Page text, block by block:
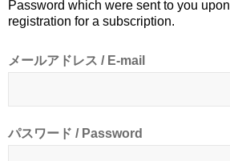
Password which were sent to you upon
registration for a subscription.
メールアドレス / E-mail
パスワード / Password